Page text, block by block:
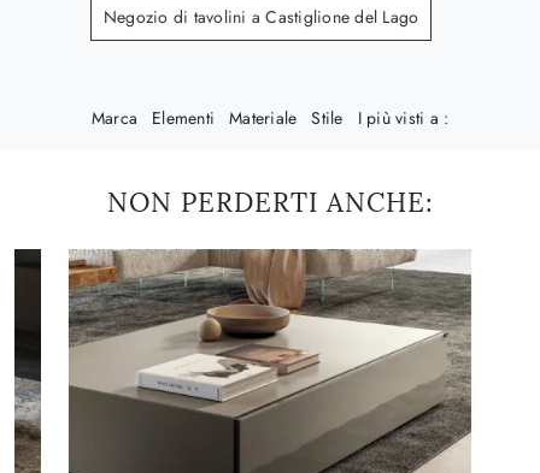
Negozio di tavolini a Castiglione del Lago
Marca Elementi Materiale Stile I più visti a :
NON PERDERTI ANCHE: